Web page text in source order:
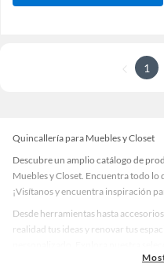
1
Quincallería para Muebles y Closet
Descubre un amplio catálogo de
Muebles y Closet. Encuentra todo lo
¡Visítanos y encuentra inspiración
Desde herramientas hasta
realidad tus ideas y renovar tus
accesorios de calidad que te